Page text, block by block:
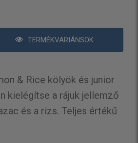
TERMÉKVARIÁNSOK
& Rice kölyök és junior
kielégítse a rájuk jellemző
és a rizs. Teljes értékű